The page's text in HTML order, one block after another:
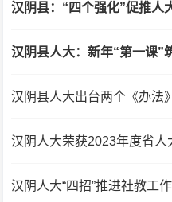
汉阴县：“四个强化”促推人
汉阴县人大：新年“第一课”
汉阴县人大出台两个《办法
汉阴人大“四招”推进社教工